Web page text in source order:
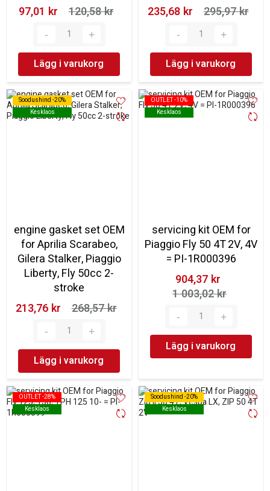
97,01 kr‎
120,58 kr‎
Lägg i varukorg
235,68 kr‎
295,97 kr‎
Lägg i varukorg
Soodushind -20%
Kesklaos
Soodushind -20%
Kesklaos
engine gasket set OEM
for Aprilia Scarabeo,
Gilera Stalker, Piaggio
Liberty, Fly 50cc 2-
stroke
213,76 kr‎
268,57 kr‎
Lägg i varukorg
OUTLET -10%
Kesklaos
OUTLET -10%
Kesklaos
servicing kit OEM for
Piaggio Fly 50 4T 2V, 4V
= PI-1R000396
904,37 kr‎
1 003,02 kr‎
Lägg i varukorg
OUTLET -28%
Kesklaos
OUTLET -28%
Kesklaos
Soodushind -20%
Kesklaos
Soodushind -20%
Kesklaos